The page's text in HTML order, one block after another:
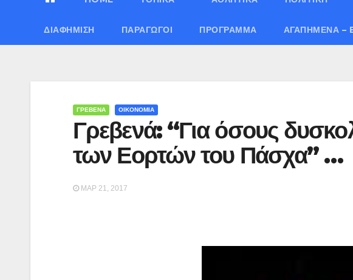
ΔΙΑΦΉΜΙΣΗ ΠΑΡΑΓΩΓΟΊ ΠΡΌΓΡΑΜΜΑ ΑΓΑΠΗΜΈΝΑ –
ΓΡΕΒΕΝΑ ΟΙΚΟΝΟΜΙΑ
Γρεβενά: “Για όσους
των Εορτών του Πάσχα” …
ΜΑΡ 21, 2017